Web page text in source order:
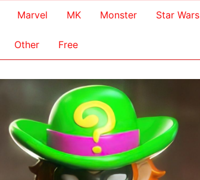
Marvel MK Monster Star Wars
Other Free